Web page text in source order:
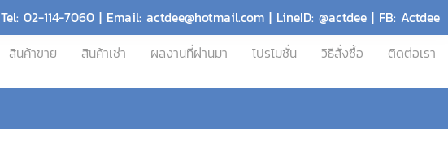
Tel: 02-114-7060 | Email: actdee@hotmail.com | LineID: @actdee | FB: Actdee
สินค้าขาย สินค้าเช่า ผลงานที่ผ่านมา โปรโมชั่น วิธีสั่งซื้อ ติดต่อเรา